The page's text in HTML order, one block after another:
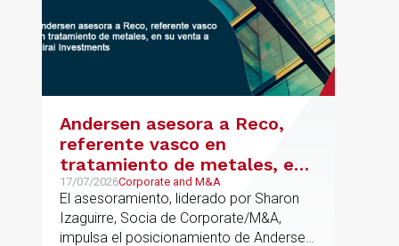
articulada en torno a ALIA.
Andersen asesora a Reco,
referente vasco en
tratamiento de metales, en
su venta a Mirai Investments
17/07/2026Corporate and M&A
El asesoramiento, liderado por Sharon
Izaguirre, Socia de Corporate/M&A,
impulsa el posicionamiento de Andersen